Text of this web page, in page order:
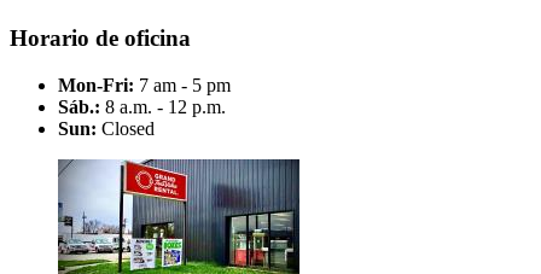
Horario de oficina
Mon-Fri: 7 am - 5 pm
Sáb.: 8 a.m. - 12 p.m.
Sun: Closed